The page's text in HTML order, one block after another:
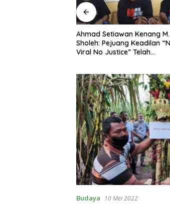
Ahmad Setiawan Kenang M.
Sholeh: Pejuang Keadilan
Viral No Justice” Telah
Budaya 10 Mei 2022